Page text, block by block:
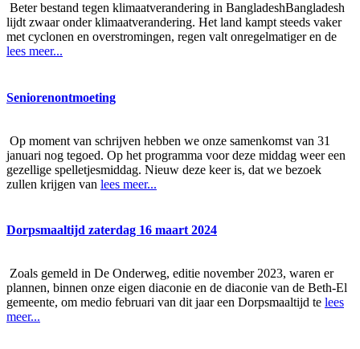
Beter bestand tegen klimaatverandering in BangladeshBangladesh
lijdt zwaar onder klimaatverandering. Het land kampt steeds vaker
met cyclonen en overstromingen, regen valt onregelmatiger en de
lees meer...
Seniorenontmoeting
Op moment van schrijven hebben we onze samenkomst van 31
januari nog tegoed. Op het programma voor deze middag weer een
gezellige spelletjesmiddag. Nieuw deze keer is, dat we bezoek
zullen krijgen van lees meer...
Dorpsmaaltijd zaterdag 16 maart 2024
Zoals gemeld in De Onderweg, editie november 2023, waren er
plannen, binnen onze eigen diaconie en de diaconie van de Beth-El
gemeente, om medio februari van dit jaar een Dorpsmaaltijd te lees
meer...